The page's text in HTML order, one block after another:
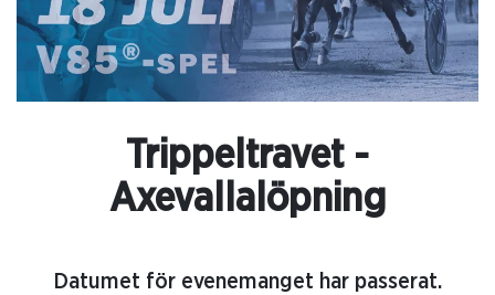
Trippeltravet -
Axevallalöpning
Datumet för evenemanget har passerat.